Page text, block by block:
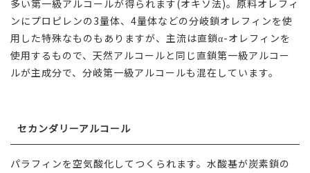
多い第一級アルコールが得られます(オキソ法)。原料オレフィ
ンにプロピレンの3量体、4量体などの分岐鎖オレフィンを使
用した特殊なものもありますが、主流は直鎖α-オレフィンを
使用するもので、天然アルコールと同じ直鎖第一級アルコー
ルが主成分で、分岐第一級アルコールも混在しています。
セカンダリーアルコール
パラフィンを空気酸化してつくられます。水酸基が炭素鎖の